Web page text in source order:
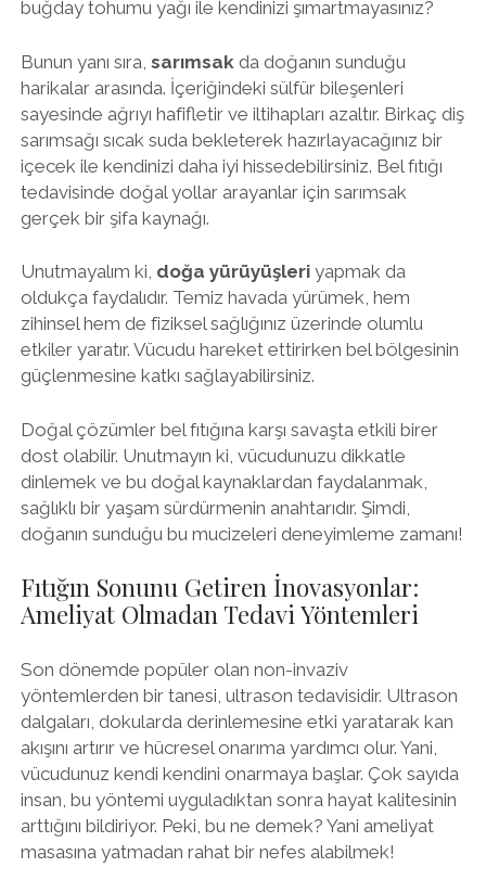
buğday tohumu yağı ile kendinizi şımartmayasınız?
Bunun yanı sıra, sarımsak da doğanın sunduğu
harikalar arasında. İçeriğindeki sülfür bileşenleri
sayesinde ağrıyı hafifletir ve iltihapları azaltır. Birkaç diş
sarımsağı sıcak suda bekleterek hazırlayacağınız bir
içecek ile kendinizi daha iyi hissedebilirsiniz. Bel fıtığı
tedavisinde doğal yollar arayanlar için sarımsak
gerçek bir şifa kaynağı.
Unutmayalım ki, doğa yürüyüşleriyapmak da
oldukça faydalıdır. Temiz havada yürümek, hem
zihinsel hem de fiziksel sağlığınız üzerinde olumlu
etkiler yaratır. Vücudu hareket ettirirken bel bölgesinin
güçlenmesine katkı sağlayabilirsiniz.
Doğal çözümler bel fıtığına karşı savaşta etkili birer
dost olabilir. Unutmayın ki, vücudunuzu dikkatle
dinlemek ve bu doğal kaynaklardan faydalanmak,
sağlıklı bir yaşam sürdürmenin anahtarıdır. Şimdi,
doğanın sunduğu bu mucizeleri deneyimleme zamanı!
Fıtığın Sonunu Getiren İnovasyonlar:
Ameliyat Olmadan Tedavi Yöntemleri
Son dönemde popüler olan non-invaziv
yöntemlerden bir tanesi, ultrason tedavisidir. Ultrason
dalgaları, dokularda derinlemesine etki yaratarak kan
akışını artırır ve hücresel onarıma yardımcı olur. Yani,
vücudunuz kendi kendini onarmaya başlar. Çok sayıda
insan, bu yöntemi uyguladıktan sonra hayat kalitesinin
arttığını bildiriyor. Peki, bu ne demek? Yani ameliyat
masasına yatmadan rahat bir nefes alabilmek!